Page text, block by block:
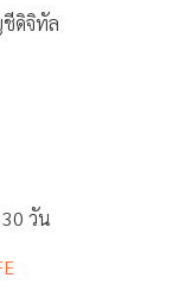
ชีดิจิทัล
วัน